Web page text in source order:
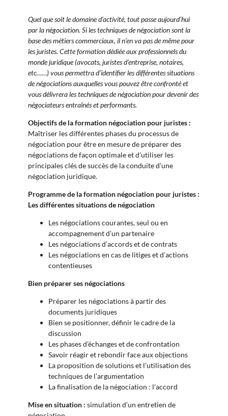
Quel que soit le domaine d’activité, tout passe aujourd’hui
par la négociation. Si les techniques de négociation sont la
base des métiers commerciaux, il n’en va pas de même pour
les juristes. Cette formation dédiée aux professionnels du
monde juridique (avocats, juristes d’entreprise, notaires,
etc……) vous permettra d’identifier les différentes situations
de négociations auxquelles vous pouvez être confronté et
vous délivrera les techniques de négociation pour devenir des
négociateurs entraînés et performants.
Objectifs de la formation négociation pour juristes :
Maîtriser les différentes phases du processus de
négociation pour être en mesure de préparer des
négociations de façon optimale et d’utiliser les
principales clés de succès de la conduite d’une
négociation juridique.
Programme de la formation négociation pour juristes :
Les différentes situations de négociation
Les négociations courantes, seul ou en
accompagnement d’un partenaire
Les négociations d’accords et de contrats
Les négociations en cas de litiges et d’actions
contentieuses
Bien préparer ses négociations
Préparer les négociations à partir des
documents juridiques
Bien se positionner, définir le cadre de la
discussion
Les phases d’échanges et de confrontation
Savoir réagir et rebondir face aux objections
La proposition de solutions et l’utilisation des
techniques de l’argumentation
La finalisation de la négociation : l’accord
Mise en situation : simulation d’un entretien de